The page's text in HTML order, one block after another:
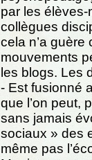
par les
collègues
cela n’a
mouvements
les blogs. Les
- Est fusionné
que l’on peut,
sans jamais
sociaux » des
même pas